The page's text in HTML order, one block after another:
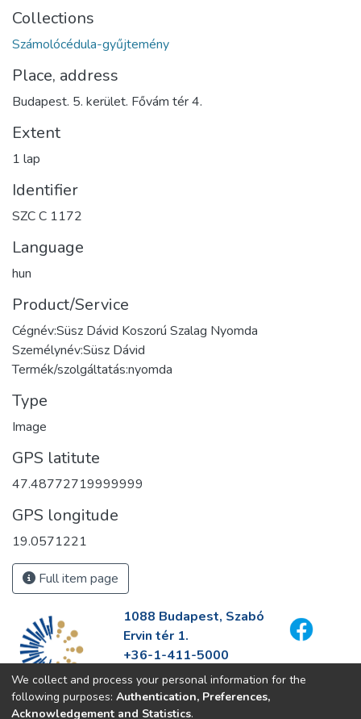
Collections
Számolócédula-gyűjtemény
Place, address
Budapest. 5. kerület. Fővám tér 4.
Extent
1 lap
Identifier
SZC C 1172
Language
hun
Product/Service
Cégnév:Süsz Dávid Koszorú Szalag Nyomda
Személynév:Süsz Dávid
Termék/szolgáltatás:nyomda
Type
Image
GPS latitute
47.48772719999999
GPS longitude
19.0571221
Full item page
1088 Budapest, Szabó
Ervin tér 1.
+36-1-411-5000
info@fszek.hu
https://fszek.hu
We collect and process your personal information for the
following purposes: Authentication, Preferences,
Acknowledgement and Statistics.